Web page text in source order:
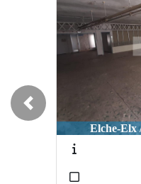
Elche-Elx
Previous